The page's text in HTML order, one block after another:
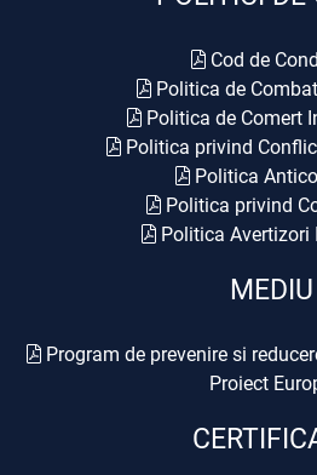
Cod de
Politica de
Politica de Comert
Politica privind
Politica
Politica privind
Politica Avertizori
MEDIU
Program de prevenire si
Proiect